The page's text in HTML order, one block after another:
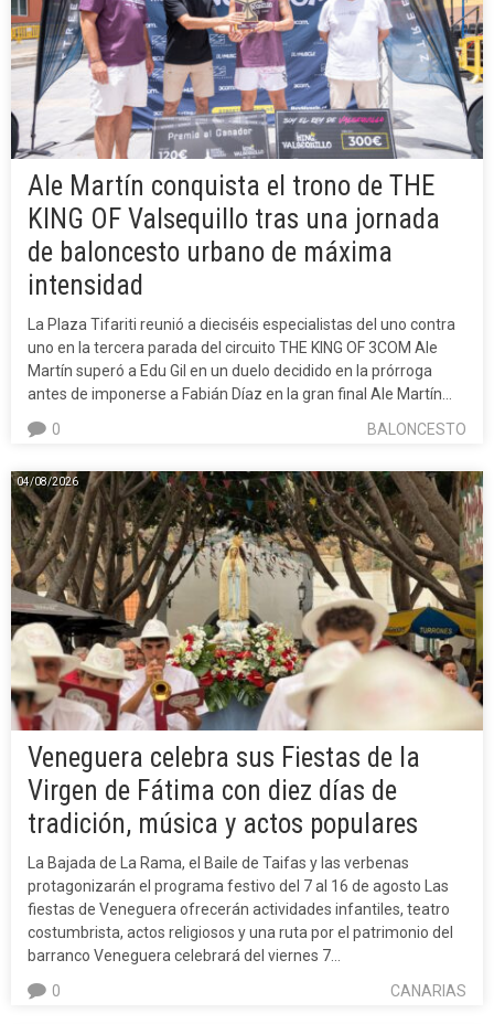
Ale Martín conquista el trono de THE
KING OF Valsequillo tras una jornada
de baloncesto urbano de máxima
intensidad
La Plaza Tifariti reunió a dieciséis especialistas del uno contra
uno en la tercera parada del circuito THE KING OF 3COM Ale
Martín superó a Edu Gil en un duelo decidido en la prórroga
antes de imponerse a Fabián Díaz en la gran final Ale Martín…
BALONCESTO
0
04/08/2026
Veneguera celebra sus Fiestas de la
Virgen de Fátima con diez días de
tradición, música y actos populares
La Bajada de La Rama, el Baile de Taifas y las verbenas
protagonizarán el programa festivo del 7 al 16 de agosto Las
fiestas de Veneguera ofrecerán actividades infantiles, teatro
costumbrista, actos religiosos y una ruta por el patrimonio del
barranco Veneguera celebrará del viernes 7…
CANARIAS
0